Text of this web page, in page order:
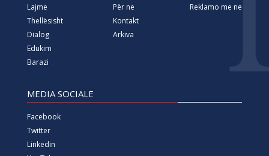
Lajme
Thellësisht
Dialog
Edukim
Barazi
Për ne
Kontakt
Arkiva
Reklamo me ne
MEDIA SOCIALE
Facebook
Twitter
Linkedin